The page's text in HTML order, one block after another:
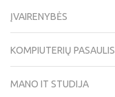
ĮVAIRENYBĖS
KOMPIUTERIŲ PASAULIS
MANO IT STUDIJA